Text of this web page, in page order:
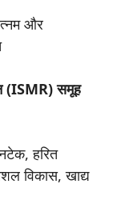
और
(ISMR)समूह
हरित
विकास, खाद्य